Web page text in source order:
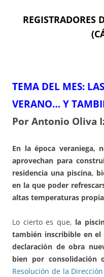
REGISTRADORES
TEMA DEL MES:
VERANO… Y
Por Antonio Oliva
En la época veraniega,
aprovechan para
residencia una piscina,
en la que poder
altas temperaturas
Lo cierto es que, la
también inscribible en el
declaración de obra
bien por consolidación
Resolución de la